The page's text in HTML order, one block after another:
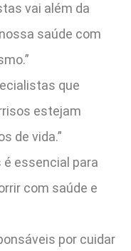
vai além da
saúde com
que
estejam
de vida.”
essencial para
com saúde e
por cuidar